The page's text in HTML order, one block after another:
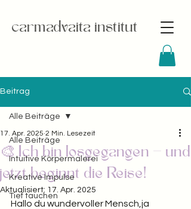
carmadvaita institut
Beitrag
Alle Beiträge
Intuitive Körpermalerei
Kreative Impulse
Tief tauchen
Alle Beiträge
🎨 Ich bin losgegangen – und
jetzt beginnt die Reise!
17. Apr. 2025 2 Min. Lesezeit
Aktualisiert: 17. Apr. 2025
Hallo du wundervoller Mensch,ja